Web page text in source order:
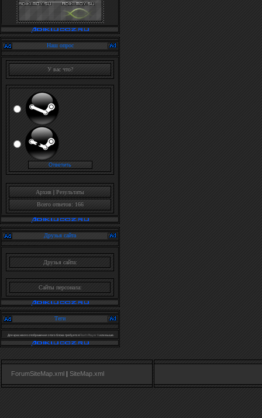
Наш опрос
У вас что?
Архив | Результаты
Всего ответов: 166
Друзья сайта
Друзья сайта:
Сайты персонала:
Теги
Для красивого отображения этого блока требуетсяFlash Player 9или выше.
ForumSiteMap.xml | SiteMap.xml